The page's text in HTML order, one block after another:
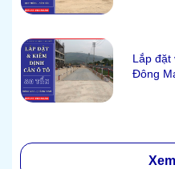
Lắp đặt
Đông